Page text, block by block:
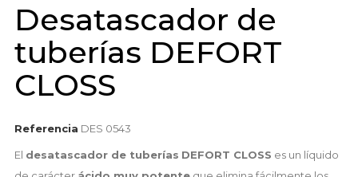
Desatascador de
tuberías DEFORT
CLOSS
Referencia DES 0543
El desatascador de tuberías DEFORT CLOSS es un líquido